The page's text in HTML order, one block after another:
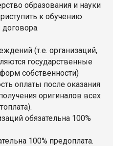
образования и науки
к обучению
(т.е. организаций,
государственные
собственности)
оплаты после оказания
оригиналов всех
обязательна 100%
100% предоплата.